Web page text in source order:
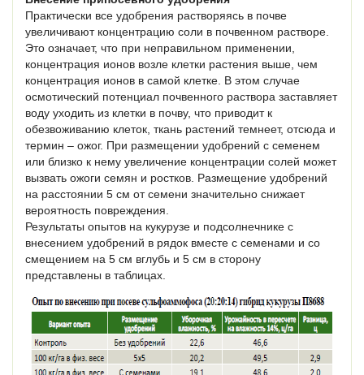
Практически все удобрения растворяясь в почве
увеличивают концентрацию соли в почвенном растворе.
Это означает, что при неправильном применении,
концентрация ионов возле клетки растения выше, чем
концентрация ионов в самой клетке. В этом случае
осмотический потенциал почвенного раствора заставляет
воду уходить из клетки в почву, что приводит к
обезвоживанию клеток, ткань растений темнеет, отсюда и
термин – ожог. При размещении удобрений с семенем
или близко к нему увеличение концентрации солей может
вызвать ожоги семян и ростков. Размещение удобрений
на расстоянии 5 см от семени значительно снижает
вероятность повреждения.
Результаты опытов на кукурузе и подсолнечнике с
внесением удобрений в рядок вместе с семенами и со
смещением на 5 см вглубь и 5 см в сторону
представлены в таблицах.